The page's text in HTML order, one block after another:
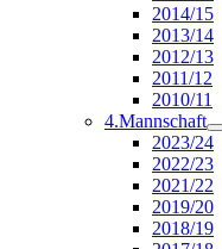
2014/15
2013/14
2012/13
2011/12
2010/11
4.Mannschaft
2023/24
2022/23
2021/22
2019/20
2018/19